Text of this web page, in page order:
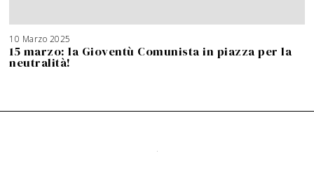
10 Marzo 2025
15 marzo: la Gioventù Comunista in piazza per la
neutralità!